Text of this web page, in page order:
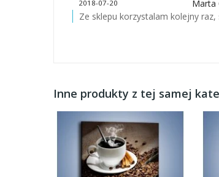
2018-07-20
Marta
Ze sklepu korzystalam kolejny
Inne produkty z tej samej